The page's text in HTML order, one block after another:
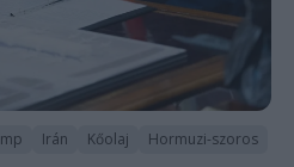
Irán Kőolaj Hormuzi-szoros